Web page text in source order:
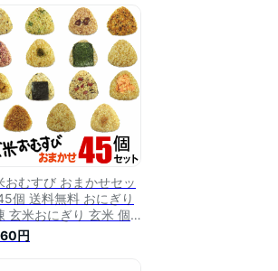
おむすび おまかせセッ
個 送料無料 おにぎり
玄米おにぎり 玄米 個
レンチン 酵素 玄米 発
酵 国産米 契約栽培米
円